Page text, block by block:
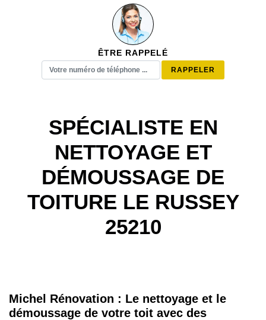
ÊTRE RAPPELÉ
SPÉCIALISTE EN
NETTOYAGE ET
DÉMOUSSAGE DE
TOITURE LE RUSSEY
25210
Michel Rénovation : Le nettoyage et le
démoussage de votre toit avec des